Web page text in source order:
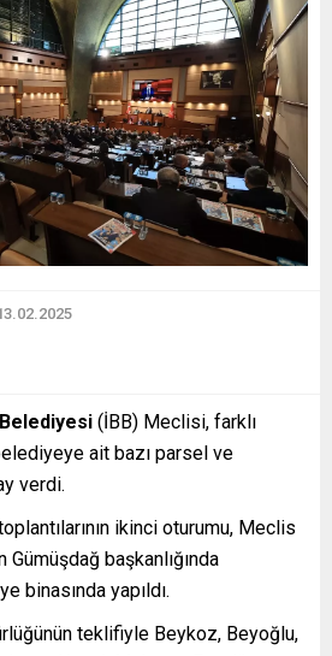
(İBB) Meclisi, farklı
ait bazı parsel ve
verdi.
ikinci oturumu, Meclis
başkanlığında
binasında yapıldı.
teklifiyle Beykoz, Beyoğlu,